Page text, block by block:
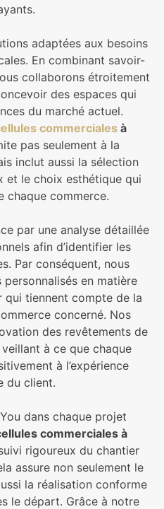
adaptées aux besoins
En combinant savoir-
collaborons étroitement
des espaces qui
du marché actuel.
commercialesà
pas seulement à la
inclut aussi la sélection
et le choix esthétique qui
chaque commerce.
par une analyse détaillée
afin d’identifier les
Par conséquent, nous
en matière
qui tiennent compte de la
concerné. Nos
des revêtements de
à ce que chaque
à l’expérience
du client.
dans chaque projet
commerciales à
rigoureux du chantier
assure non seulement le
la réalisation conforme
le départ. Grâce à notre